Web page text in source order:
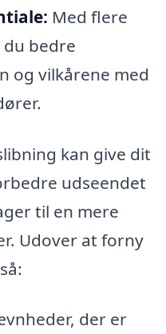
Med flere
bedre
og vilkårene med
kan give dit
udseendet
til en mere
Udover at forny
der er